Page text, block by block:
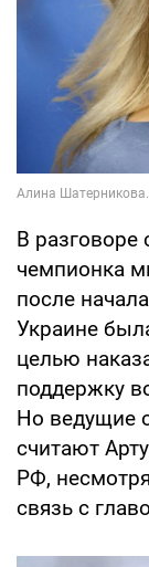
В разговоре
чемпионка
после
Украине
целью
поддержку
Но ведущие
считают
РФ,
связь с